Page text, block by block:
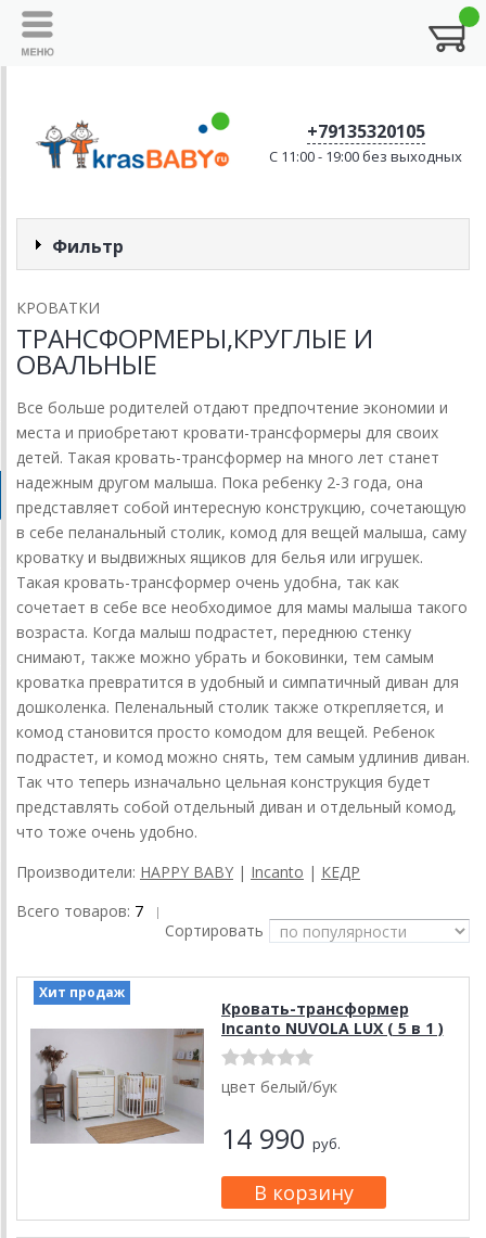
+79135320105
C 11:00 - 19:00 без выходных
Фильтр
КРОВАТКИ
ТРАНСФОРМЕРЫ,КРУГЛЫЕ И
ОВАЛЬНЫЕ
Все больше родителей отдают предпочтение экономии и
места и приобретают кровати-трансформеры для своих
детей. Такая кровать-трансформер на много лет станет
надежным другом малыша. Пока ребенку 2-3 года, она
представляет собой интересную конструкцию, сочетающую
в себе пеланальный столик, комод для вещей малыша, саму
кроватку и выдвижных ящиков для белья или игрушек.
Такая кровать-трансформер очень удобна, так как
сочетает в себе все необходимое для мамы малыша такого
возраста. Когда малыш подрастет, переднюю стенку
снимают, также можно убрать и боковинки, тем самым
кроватка превратится в удобный и симпатичный диван для
дошколенка. Пеленальный столик также открепляется, и
комод становится просто комодом для вещей. Ребенок
подрастет, и комод можно снять, тем самым удлинив диван.
Так что теперь изначально цельная конструкция будет
представлять собой отдельный диван и отдельный комод,
что тоже очень удобно.
Производители: HAPPY BABY | Incanto | КЕДР
Всего товаров: 7 |
Сортировать
Хит продаж
Кровать-трансформер
Incanto NUVOLA LUX ( 5 в 1 )
цвет белый/бук
14 990 руб.